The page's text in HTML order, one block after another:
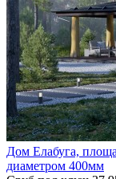
Дом Елабуга,
диаметром 400мм